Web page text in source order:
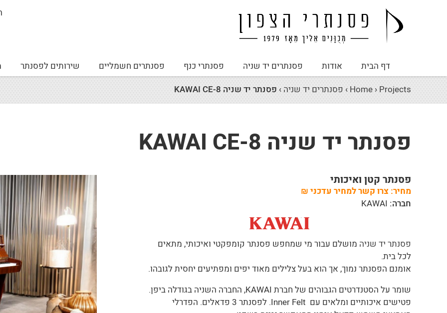
דף הבית אודות פסנתרים יד שניה פסנתרי כנף פסנתרים חשמליים שירותים לפסנתר
Home › Projects
› פסנתרים יד שניה › פסנתר יד שניה KAWAI CE-8
פסנתר יד שניה KAWAI CE-8
פסנתר קטן ואיכותי
מחיר: צרו קשר למחיר עדכני ₪
חברה: KAWAI
פסנתר יד שניה מושלם עבור מי שמחפש פסנתר קומפקטי ואיכותי, מתאים
לכל בית.
אומנם הפסנתר נמוך, אך הוא בעל צלילים מאוד יפים ומפתיעים יחסית לגובהו.
שומר על הסטנדרטים הגבוהים של חברת KAWAI, החברה השניה בגודלה ביפן.
פטישים איכותיים ומלאים עם Inner Felt. לפסנתר 3 פדאלים. הפדרלי